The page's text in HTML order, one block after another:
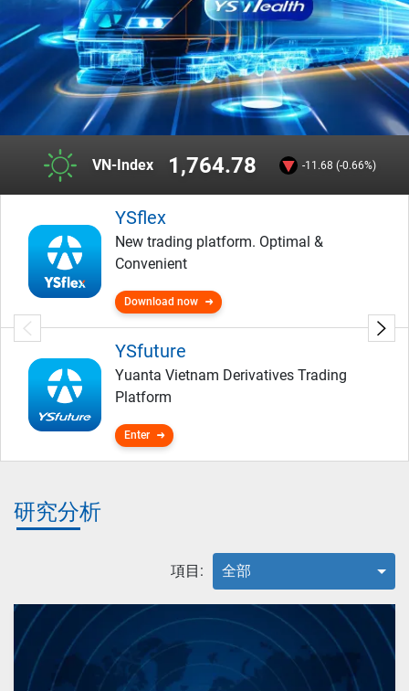
VN-Index 1,764.78 -11.68 (-0.66%)
YSflex
New trading platform. Optimal &
Convenient
Download now
YSfuture
Yuanta Vietnam Derivatives Trading
Platform
Enter
研究分析
項目: 全部